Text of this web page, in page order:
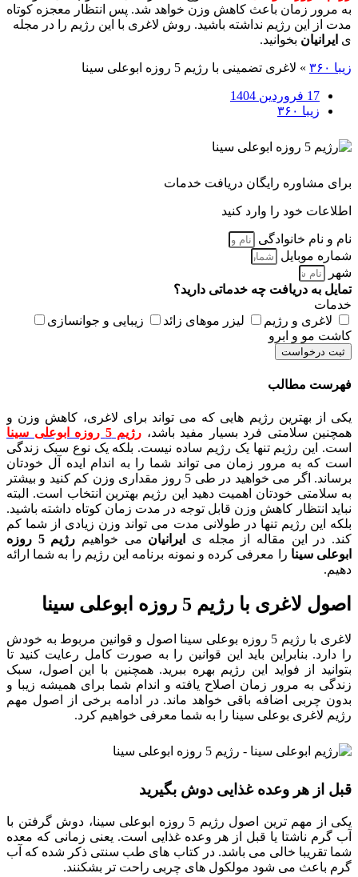
به مرور زمان باعث کاهش وزن خواهد شد. پس انتظار معجزه کوتاه
مدت از این رژیم نداشته باشید. روش لاغری با این رژیم را در مجله
ی ایرانیان بخوانید.
زیبا ۳۶۰ » لاغری تضمینی با رژیم 5 روزه ابوعلی سینا
17 فروردین 1404
زیبا ۳۶۰
برای مشاوره رایگان دریافت خدمات
اطلاعات خود را وارد کنید
نام و نام خانوادگی
شماره موبایل
شهر
تمایل به دریافت چه خدماتی دارید؟
خدمات
لاغری و رژیم
لیزر موهای زائد
زیبایی و جوانسازی
کاشت مو و ابرو
ثبت درخواست
فهرست مطالب
یکی از بهترین رژیم هایی که می تواند برای لاغری، کاهش وزن و
همچنین سلامتی فرد بسیار مفید باشد، رژیم 5 روزه ابوعلی سینا
است. این رژیم تنها یک رژیم ساده نیست. بلکه یک نوع سبک زندگی
است که به مرور زمان می تواند شما را به اندام ایده آل خودتان
برساند. اگر می خواهید در طی 5 روز مقداری وزن کم کنید و بیشتر
به سلامتی خودتان اهمیت دهید این رژیم بهترین انتخاب است. البته
نباید انتظار کاهش وزن قابل توجه در مدت زمان کوتاه داشته باشید.
بلکه این رژیم تنها در طولانی مدت می تواند وزن زیادی از شما کم
کند. در این مقاله از مجله ی
ایرانیان می خواهیم
رژیم 5 روزه
ابوعلی سینا را معرفی کرده و نمونه برنامه این رژیم را به شما ارائه
دهیم.
اصول لاغری با رژیم 5 روزه ابوعلی سینا
لاغری با رژیم 5 روزه بوعلی سینا اصول و قوانین مربوط به خودش
را دارد. بنابراین باید این قوانین را به صورت کامل رعایت کنید تا
بتوانید از فواید این رژیم بهره ببرید. همچنین با این اصول، سبک
زندگی به مرور زمان اصلاح یافته و اندام شما برای همیشه زیبا و
بدون چربی اضافه باقی خواهد ماند. در ادامه برخی از اصول مهم
رژیم لاغری بوعلی سینا را به شما معرفی خواهیم کرد.
قبل از هر وعده غذایی دوش بگیرید
یکی از مهم ترین اصول رژیم 5 روزه ابوعلی سینا، دوش گرفتن با
آب گرم ناشتا یا قبل از هر وعده غذایی است. یعنی زمانی که معده
شما تقریبا خالی می باشد. در کتاب های طب سنتی ذکر شده که آب
گرم باعث می شود مولکول های چربی راحت تر بشکنند.